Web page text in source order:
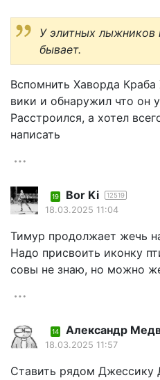
У элитных лыжников
бывает.
Вспомнить Хаворда Краба
вики и обнаружил что он
Расстроился, а хотел
написать
19 Bor Ki 12519
18.03.2025 11:04
Тимур продолжает жечь
Надо присвоить иконку
совы не знаю, но можно
14 Александр
18.03.2025 11:57
Ставить рядом Джессику